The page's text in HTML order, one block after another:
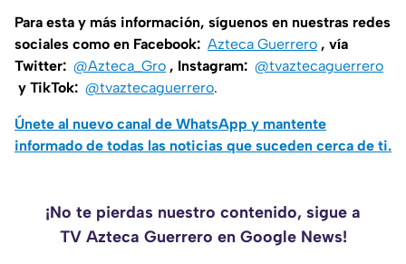
Para esta y más información, síguenos en nuestras redes
sociales como en Facebook: Azteca Guerrero , vía
Twitter: @Azteca_Gro , Instagram: @tvaztecaguerrero
y TikTok: @tvaztecaguerrero.
Únete al nuevo canal de WhatsApp y mantente
informado de todas las noticias que suceden cerca de ti.
¡No te pierdas nuestro contenido, sigue a
TV Azteca Guerrero en Google News!